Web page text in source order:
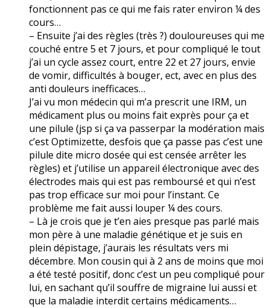
fonctionnent pas ce qui me fais rater environ ¼ des
cours…
– Ensuite j’ai des règles (très ?) douloureuses qui me
couché entre 5 et 7 jours, et pour compliqué le tout
j’ai un cycle assez court, entre 22 et 27 jours, envie
de vomir, difficultés à bouger, ect, avec en plus des
anti douleurs inefficaces…
J’ai vu mon médecin qui m’a prescrit une IRM, un
médicament plus ou moins fait exprès pour ça et
une pilule (jsp si ça va passerpar la modération mais
c’est Optimizette, desfois que ça passe pas c’est une
pilule dite micro dosée qui est censée arrêter les
règles) et j’utilise un appareil électronique avec des
électrodes mais qui est pas remboursé et qui n’est
pas trop efficace sur moi pour l’instant. Ce
problème me fait aussi louper ¼ des cours.
– Là je crois que je t’en aies presque pas parlé mais
mon père à une maladie génétique et je suis en
plein dépistage, j’aurais les résultats vers mi
décembre. Mon cousin qui à 2 ans de moins que moi
a été testé positif, donc c’est un peu compliqué pour
lui, en sachant qu’il souffre de migraine lui aussi et
que la maladie interdit certains médicaments…